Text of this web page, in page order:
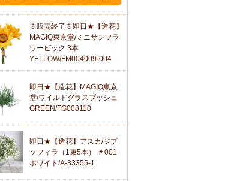
※販売終了※即日★【造花】
MAGIQ東京堂/ミニサンフラ
ワーピック 3本
YELLOW/FM004009-004
即日★【造花】MAGIQ東京
堂/ワイルドグラスブッシュ
GREEN/FG008110
即日★【造花】アスカ/ジプ
ソフィラ（1束5本） ＃001
ホワイト/A-33355-1